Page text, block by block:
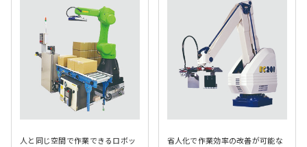
人と同じ空間で作業できるロボッ
省人化で作業効率の改善が可能な